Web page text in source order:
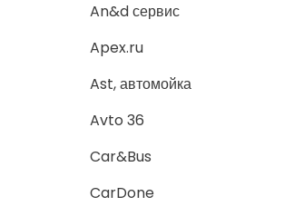
An&d сервис
Apex.ru
Ast, автомойка
Avto 36
Car&Bus
CarDone